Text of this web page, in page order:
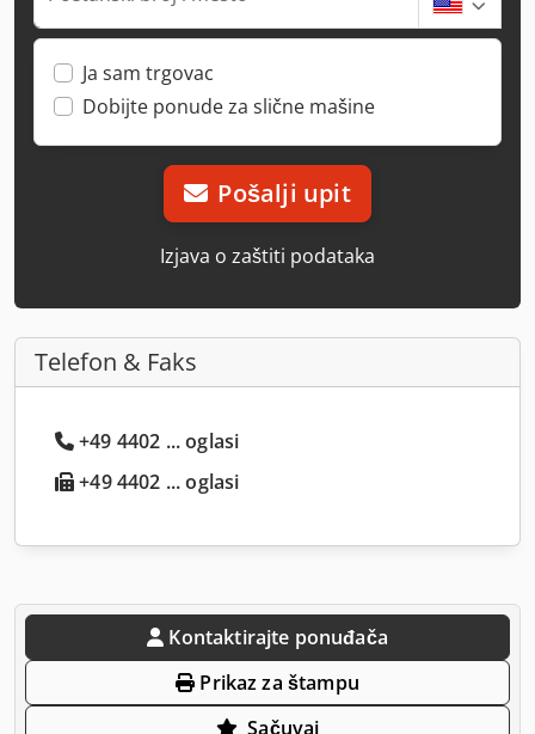
Ja sam trgovac
Dobijte ponude za slične mašine
Pošalji upit
Izjava o zaštiti podataka
Telefon & Faks
+49 4402 ... oglasi
+49 4402 ... oglasi
Kontaktirajte ponuđača
Prikaz za štampu
Sačuvaj